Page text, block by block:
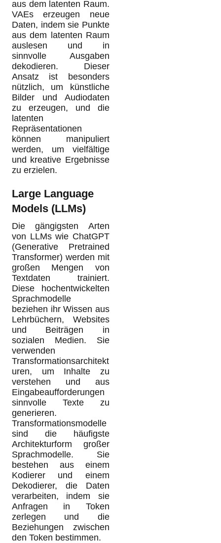
aus dem latenten Raum.
VAEs erzeugen neue
Daten, indem sie Punkte
aus dem latenten Raum
auslesen und in
sinnvolle Ausgaben
dekodieren. Dieser
Ansatz ist besonders
nützlich, um künstliche
Bilder und Audiodaten
zu erzeugen, und die
latenten
Repräsentationen
können manipuliert
werden, um vielfältige
und kreative Ergebnisse
zu erzielen.
Large Language
Models (LLMs)
Die gängigsten Arten
von LLMs wie ChatGPT
(Generative Pretrained
Transformer) werden mit
großen Mengen von
Textdaten trainiert.
Diese hochentwickelten
Sprachmodelle
beziehen ihr Wissen aus
Lehrbüchern, Websites
und Beiträgen in
sozialen Medien. Sie
verwenden
Transformationsarchitekt
uren, um Inhalte zu
verstehen und aus
Eingabeaufforderungen
sinnvolle Texte zu
generieren.
Transformationsmodelle
sind die häufigste
Architekturform großer
Sprachmodelle. Sie
bestehen aus einem
Kodierer und einem
Dekodierer, die Daten
verarbeiten, indem sie
Anfragen in Token
zerlegen und die
Beziehungen zwischen
den Token bestimmen.